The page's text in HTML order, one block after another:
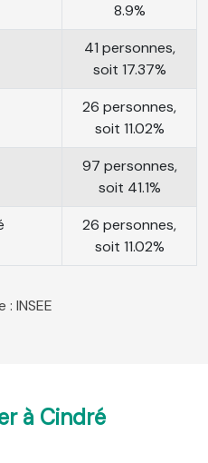
8.9%
41 personnes,
soit 17.37%
26 personnes,
soit 11.02%
97 personnes,
soit 41.1%
26 personnes,
soit 11.02%
: INSEE
à Cindré